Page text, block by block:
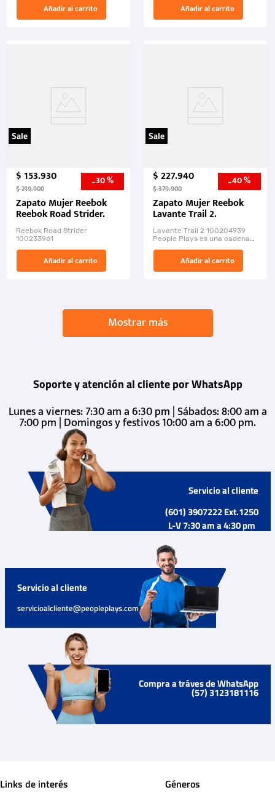
Añadir al carrito Añadir al carrito
Sale
$153.930
$219.900
-30 %
Zapato Mujer Reebok
Reebok Road Strider.
Reebok Road Strider
100233961
Añadir al carrito
Sale
$227.940
$379.900
-40 %
Zapato Mujer Reebok
Lavante Trail 2.
Lavante Trail 2 100204939
People Plays es una cadena
ofrece una amplia variedad
de productos c...
Añadir al carrito
Mostrar más
Soporte y atención al cliente por WhatsApp
Lunes a viernes: 7:30 am a 6:30 pm | Sábados: 8:00 am a
7:00 pm | Domingos y festivos 10:00 am a 6:00 pm.
Servicio al cliente
(601) 3907222 Ext.1250
L-V 7:30 am a 4:30 pm
Servicio al cliente
servicioalcliente@peopleplays.com
Compra a tráves de WhatsApp
(57) 3123181116
Links de interés Géneros